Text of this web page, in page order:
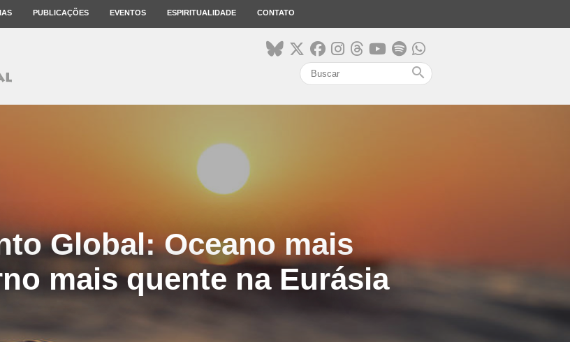
PUBLICAÇÕES EVENTOS ESPIRITUALIDADE CONTATO
search
Global: Oceano mais
mais quente na Eurásia